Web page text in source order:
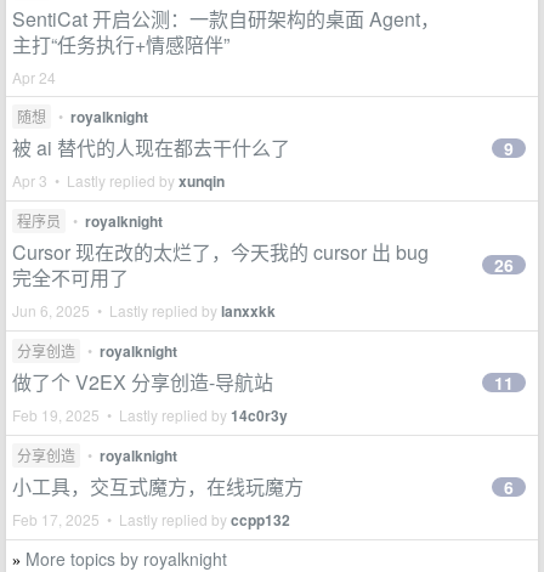
SentiCat 开启公测：一款自研架构的桌面 Agent，
主打“任务执行+情感陪伴”
Apr 24
随想
• royalknight
被 ai 替代的人现在都去干什么了
Apr 3 • Lastly replied byxunqin
9
程序员 • royalknight
Cursor 现在改的太烂了，今天我的 cursor 出 bug
完全不可用了
Jun 6, 2025 • Lastly replied bylanxxkk
26
分享创造 • royalknight
做了个 V2EX 分享创造-导航站
Feb 19, 2025 • Lastly replied by14c0r3y
11
分享创造 • royalknight
小工具，交互式魔方，在线玩魔方
Feb 17, 2025 • Lastly replied byccpp132
6
» More topics by royalknight